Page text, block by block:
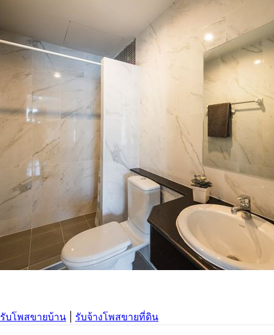
รับโพสขายบ้าน รับจ้างโพสขายที่ดิน